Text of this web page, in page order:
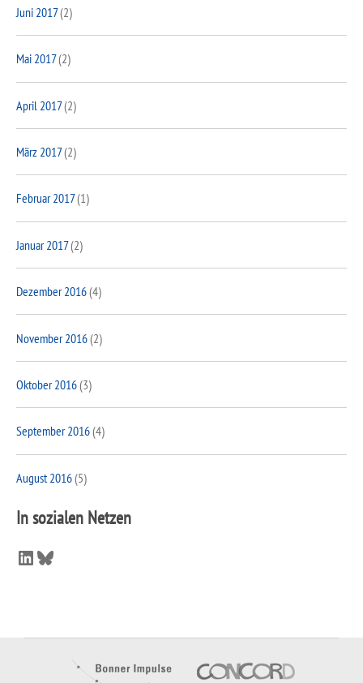
Juni 2017(2)
Mai 2017(2)
April 2017(2)
März 2017(2)
Februar 2017(1)
Januar 2017(2)
Dezember 2016(4)
November 2016(2)
Oktober 2016(3)
September 2016(4)
August 2016(5)
In sozialen Netzen
LinkedIn
Bluesky